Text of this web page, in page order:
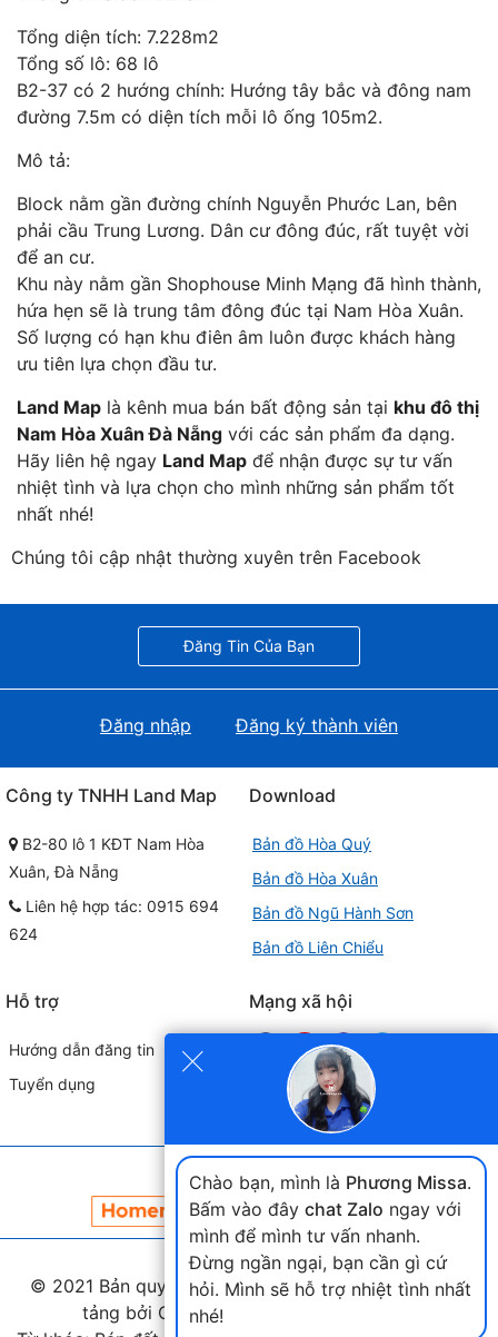
Tổng diện tích: 7.228m2
Tổng số lô: 68 lô
B2-37 có 2 hướng chính: Hướng tây bắc và đông nam
đường 7.5m có diện tích mỗi lô ống 105m2.
Mô tả:
Block nằm gần đường chính Nguyễn Phước Lan, bên
phải cầu Trung Lương. Dân cư đông đúc, rất tuyệt vời
để an cư.
Khu này nằm gần Shophouse Minh Mạng đã hình thành,
hứa hẹn sẽ là trung tâm đông đúc tại Nam Hòa Xuân.
Số lượng có hạn khu điên âm luôn được khách hàng
ưu tiên lựa chọn đầu tư.
Land Map là kênh mua bán bất động sản tại khu đô thị
Nam Hòa Xuân Đà Nẵng với các sản phẩm đa dạng.
Hãy liên hệ ngay Land Map để nhận được sự tư vấn
nhiệt tình và lựa chọn cho mình những sản phẩm tốt
nhất nhé!
Chúng tôi cập nhật thường xuyên trên Facebook
×
Chào bạn, mình là Phương Missa.
Bấm vào đây chat Zalo ngay với
mình để mình tư vấn nhanh.
Đừng ngần ngại, bạn cần gì cứ
hỏi. Mình sẽ hỗ trợ nhiệt tình nhất
nhé!
Đăng Tin Của Bạn
Đăng nhập Đăng ký thành viên
Công ty TNHH Land Map
B2-80 lô 1 KĐT Nam Hòa
Xuân, Đà Nẵng
Liên hệ hợp tác: 0915 694
624
Download
Bản đồ Hòa Quý
Bản đồ Hòa Xuân
Bản đồ Ngũ Hành Sơn
Bản đồ Liên Chiểu
Hỗ trợ
Hướng dẫn đăng tin
Tuyển dụng
Mạng xã hội
© 2021 Bản quyền thuộclandmap.vn. Phát triển nền
tảng bởi Công ty Home Land Việt Nam.